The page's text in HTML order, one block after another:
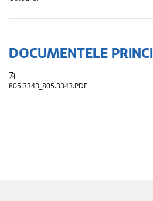
DOCUMENTELE
805.3343_805.3343.PDF